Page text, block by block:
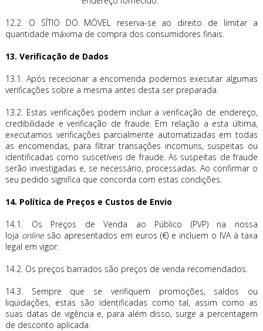
12.2. O SÍTIO DO MÓVEL reserva-se ao direito de limitar a
quantidade máxima de compra dos consumidores finais.
13. Verificação de Dados
13.1. Após rececionar a encomenda podemos executar algumas
verificações sobre a mesma antes desta ser preparada.
13.2. Estas verificações podem incluir a verificação de endereço,
credibilidade e verificação de fraude. Em relação a esta última,
executamos verificações parcialmente automatizadas em todas
as encomendas, para filtrar transações incomuns, suspeitas ou
identificadas como suscetíveis de fraude. As suspeitas de fraude
serão investigadas e, se necessário, processadas. Ao confirmar o
seu pedido significa que concorda com estas condições.
14. Política de Preços e Custos de Envio
14.1. Os Preços de Venda ao Público (PVP) na nossa
loja online são apresentados em euros (€) e incluem o IVA à taxa
legal em vigor.
14.2. Os preços barrados são preços de venda recomendados.
14.3. Sempre que se verifiquem promoções, saldos ou
liquidações, estas são identificadas como tal, assim como as
suas datas de vigência e, para além disso, surge a percentagem
de desconto aplicada.